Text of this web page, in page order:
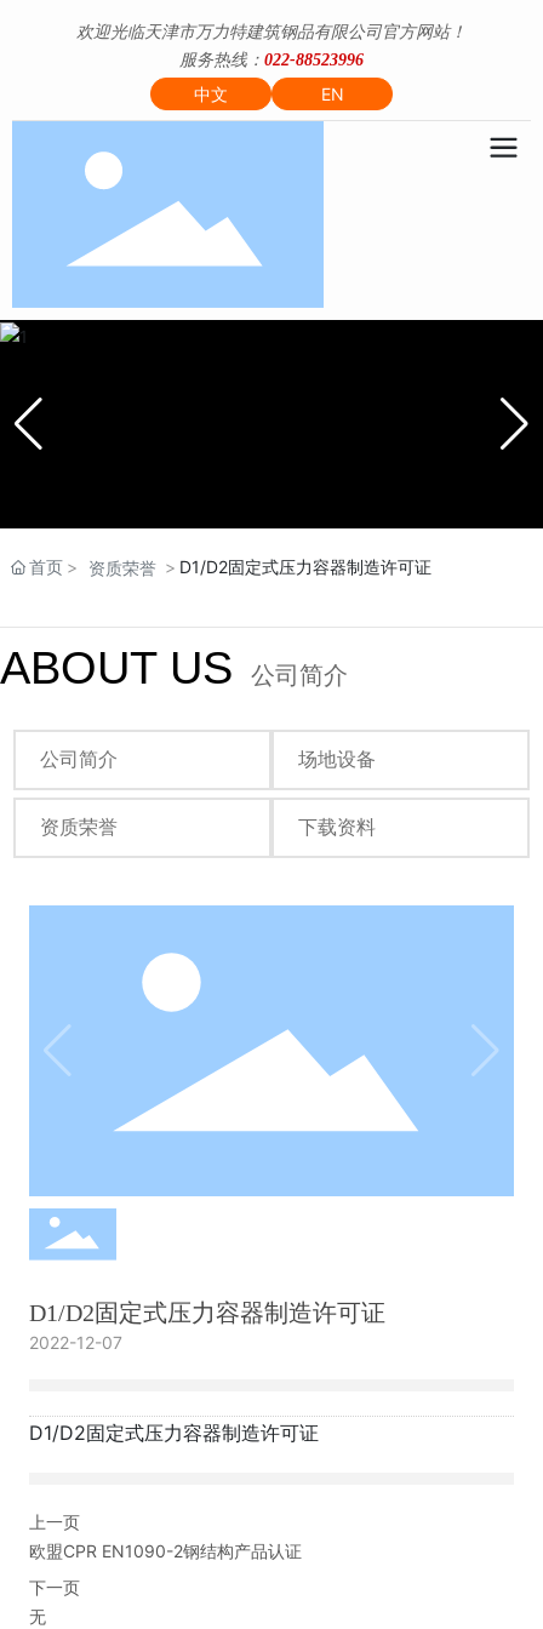
欢迎光临天津市万力特建筑钢品有限公司官方网站！
服务热线： 022-88523996
中文 EN
首页 资质荣誉 D1/D2固定式压力容器制造许可证
ABOUT US 公司简介
公司简介 场地设备
资质荣誉 下载资料
D1/D2固定式压力容器制造许可证
2022-12-07
D1/D2固定式压力容器制造许可证
上一页
欧盟CPR EN1090-2钢结构产品认证
下一页
无